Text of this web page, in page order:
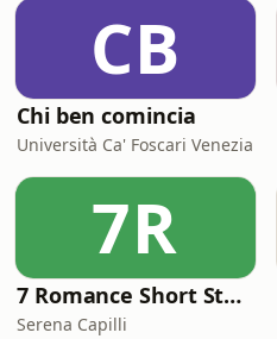
CB
Chi ben comincia
Università Ca' Foscari Venezia
7R
7 Romance Short Stories in Italian (Graded Reader for Intermediate Learners (CEFR B1-B2)
Serena Capilli